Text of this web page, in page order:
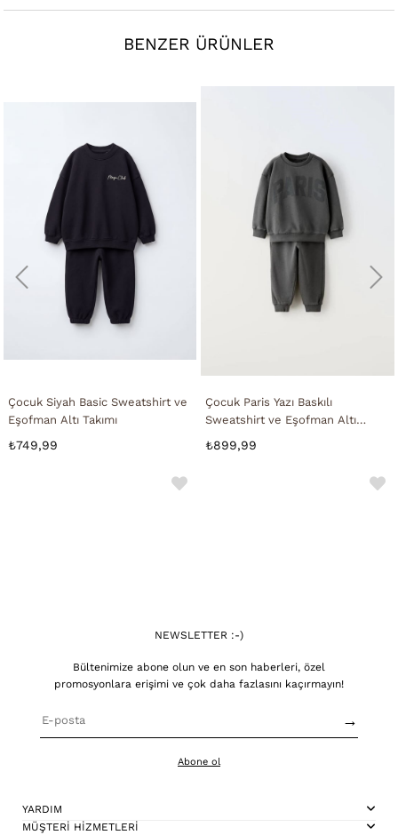
BENZER ÜRÜNLER
Çocuk Siyah Basic Sweatshirt ve
Eşofman Altı Takımı
₺749,99
Çocuk Paris Yazı Baskılı
Sweatshirt ve Eşofman Altı
₺899,99
NEWSLETTER :-)
Bültenimize abone olun ve en son haberleri, özel
promosyonlara erişimi ve çok daha fazlasını kaçırmayın!
→
Abone ol
YARDIM
MÜŞTERİ HİZMETLERİ